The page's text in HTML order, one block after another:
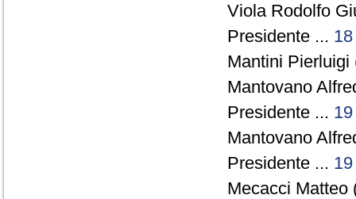
Viola Rodolfo
Presidente ... 18
Mantini
Mantovano
Presidente ... 19
Mantovano
Presidente ... 19
Mecacci